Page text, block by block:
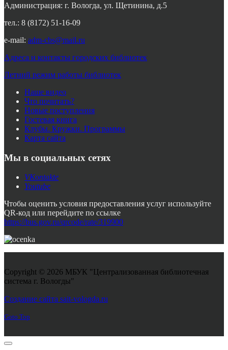
Администрация: г. Вологда, ул. Щетинина, д.5
тел.: 8 (8172) 51-16-09
e-mail: adm-cbs@mail.ru
Адреса и контакты городских библиотек
Летний режим работы библиотек
Наше видео
Что почитать?
Новые поступления
Гостевая книга
Клубы. Кружки. Программы
Карта сайта
Мы в социальных сетях
VKontakte
Youtube
Чтобы оценить условия предоставления услуг используйте
QR-код или перейдите по ссылке
https://bus.gov.ru/qrcode/rate/319900
Copyright © 2026 МБУК "Централизованная библиотечная
система г. Вологды"
Создание сайта sait-vologda.ru
Goto Top